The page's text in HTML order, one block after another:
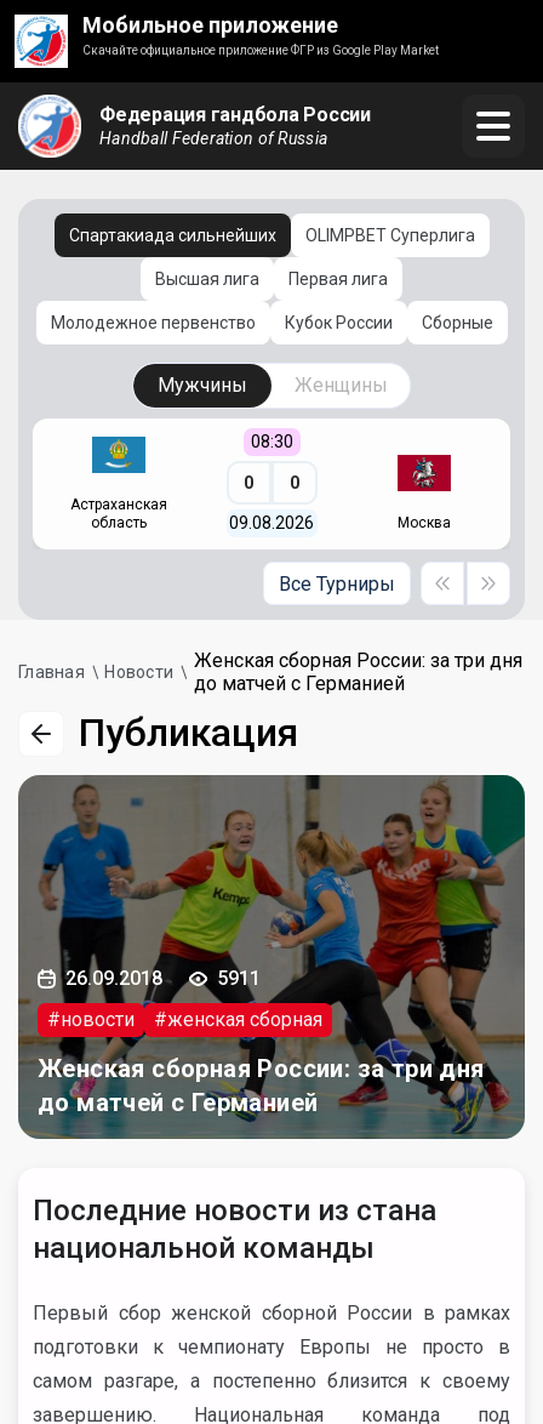
Мобильное приложение
Скачайте официальное приложение ФГР из Google Play Market
Федерация гандбола России
Handball Federation of Russia
Спартакиада сильнейших OLIMPBET Суперлига
Высшая лига Первая лига
Молодежное первенство Кубок России Сборные
Мужчины Женщины
Астраханская
область
08:30
0 0
09.08.2026 Москва
Все Турниры
Главная Новости
Женская сборная России: за три дня
до матчей с Германией
Публикация
26.09.2018
5911
#новости
#женская сборная
Женская сборная России: за три дня
до матчей с Германией
Последние новости из стана
национальной команды
Первый сбор женской сборной России в рамках
подготовки к чемпионату Европы не просто в
самом разгаре, а постепенно близится к своему
завершению. Национальная команда под